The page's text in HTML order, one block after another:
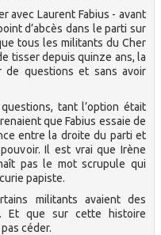
avec Laurent Fabius - avant
d’abcès dans le parti sur
tous les militants du Cher
tisser depuis quinze ans, la
de questions et sans avoir
tant l’option était
que Fabius essaie de
entre la droite du parti et
Il est vrai que Irène
pas le mot scrupule qui
papiste.
militants avaient des
Et que sur cette histoire
céder.